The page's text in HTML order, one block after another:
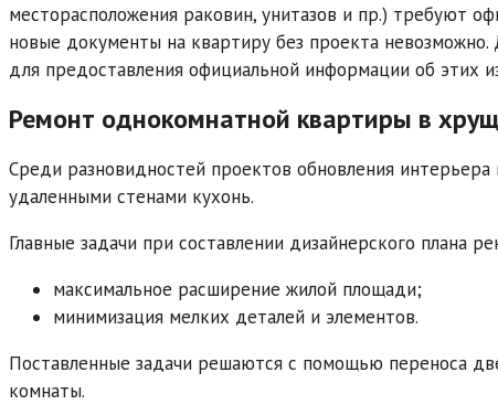
месторасположения раковин, унитазов и пр.) требуют
новые документы на квартиру без проекта
для предоставления официальной информации об этих
Ремонт однокомнатной квартиры в
Среди разновидностей проектов обновления
удаленными стенами кухонь.
Главные задачи при составлении дизайнерского плана
максимальное расширение жилой площади;
минимизация мелких деталей и элементов.
Поставленные задачи решаются с помощью переноса
комнаты.